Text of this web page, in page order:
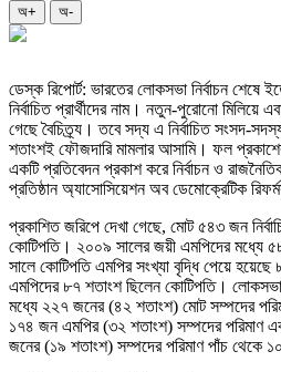
অ+ অ-
ডেস্ক রিপোর্ট: ভারতের লোকসভা নির্বাচন শেষে
নির্বাচিত প্রার্থীদের নাম। নতুন-পুরোনো মিলিয়ে
গেছে বৈচিত্র্য। তবে সদ্য এ নির্বাচিত সংসদ-
শতাংশই ফৌজদারি মামলার আসামি। ফল
একটি প্রতিবেদন প্রকাশ করে নির্বাচন ও
প্রতিষ্ঠান অ্যাসোসিয়েশন অব ডেমোক্রেটিক
প্রকাশিত জরিপে দেখা গেছে, মোট ৫৪৩ জন
কোটিপতি। ২০০৯ সালের জয়ী এমপিদের মধ্যে
সালে কোটিপতি এমপির সংখ্যা বৃদ্ধি পেয়ে
এমপিদের ৮৭ শতাংশ ছিলেন কোটিপতি।
মধ্যে ২২৭ জনের (৪২ শতাংশ) মোট সম্পদের
১৭৪ জন এমপির (৩২ শতাংশ) সম্পদের পরিমাণ
জনের (১৯ শতাংশ) সম্পদের পরিমাণ পাঁচ থেকে